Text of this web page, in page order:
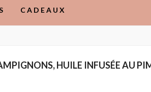
CADEAUX
HUILE INFUSÉE AU